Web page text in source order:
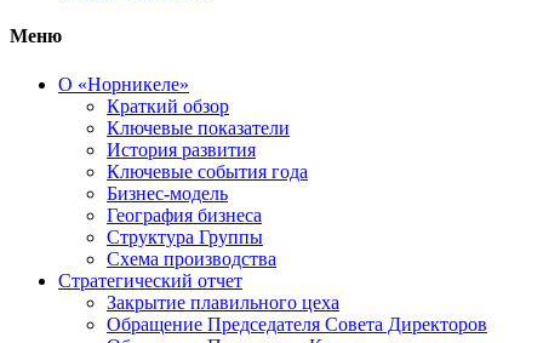
Меню
О «Норникеле»
Краткий обзор
Ключевые показатели
История развития
Ключевые события года
Бизнес-модель
География бизнеса
Структура Группы
Схема производства
Стратегический отчет
Закрытие плавильного цеха
Обращение Председателя Совета Директоров